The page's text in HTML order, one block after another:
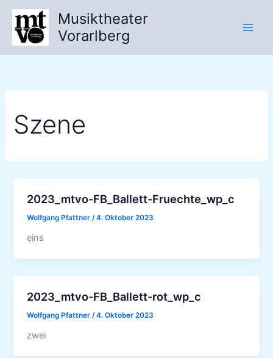
Zum
Inhalt
springen
Musiktheater
Vorarlberg
Szene
2023_mtvo-FB_Ballett-Fruechte_wp_c
Wolfgang Pfattner/4. Oktober 2023
eins
2023_mtvo-FB_Ballett-rot_wp_c
Wolfgang Pfattner/4. Oktober 2023
zwei